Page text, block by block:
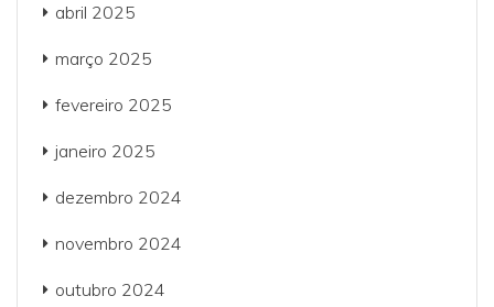
abril 2025
março 2025
fevereiro 2025
janeiro 2025
dezembro 2024
novembro 2024
outubro 2024